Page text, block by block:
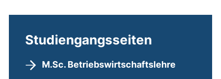
Studiengangsseiten
M.Sc. Betriebswirtschaftslehre